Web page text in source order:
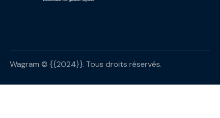
Wagram © {{2024}}. Tous droits réservés.